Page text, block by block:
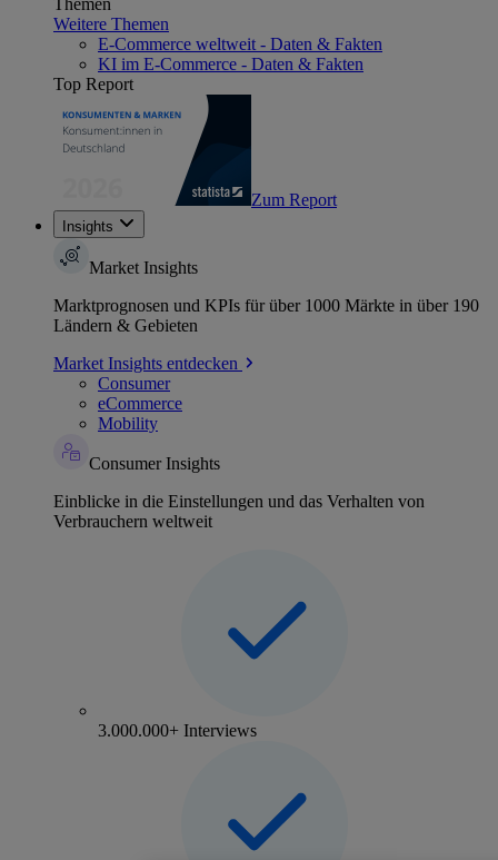
Weitere Themen
E-Commerce weltweit - Daten & Fakten
KI im E-Commerce - Daten & Fakten
Top Report
Zum Report
Insights
Market Insights
Marktprognosen und KPIs für über 1000 Märkte in über 190
Ländern & Gebieten
Market Insights entdecken
Consumer
eCommerce
Mobility
Consumer Insights
Einblicke in die Einstellungen und das Verhalten von
Verbrauchern weltweit
3.000.000+ Interviews